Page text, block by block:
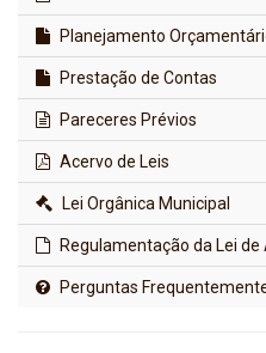
Planejamento
Prestação de Contas
Pareceres Prévios
Acervo de Leis
Lei Orgânica Municipal
Regulamentação da Lei
Perguntas